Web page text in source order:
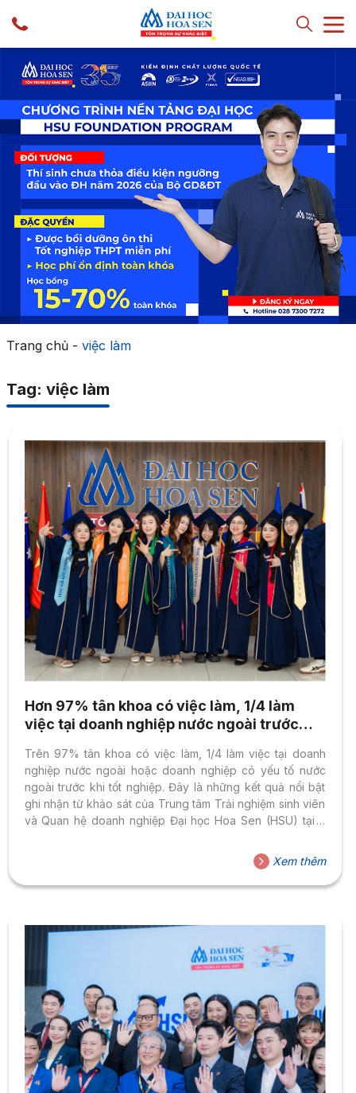
Trang chủ- việc làm
Tag: việc làm
Hơn 97% tân khoa có việc làm, 1/4 làm
việc tại doanh nghiệp nước ngoài trước
của sinh viên HSU?
Trên 97% tân khoa có việc làm, 1/4 làm việc tại doanh
nghiệp nước ngoài hoặc doanh nghiệp có yếu tố nước
ngoài trước khi tốt nghiệp. Đây là những kết quả nổi bật
ghi nhận từ khảo sát của Trung tâm Trải nghiệm sinh viên
và Quan hệ doanh nghiệp Đại học Hoa Sen (HSU) tại 3
Đằng sau những con số là câu chuyện về một hành trình
đào tạo nhất quán: giúp sinh viên không chỉ hoàn thành
chương trình học mà còn sẵn...
Xem thêm